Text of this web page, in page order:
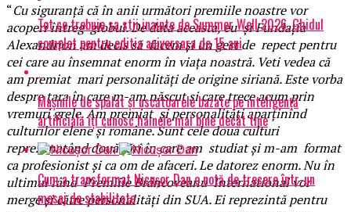
“Cusiguranță că în anii următori premiile noastre vor
acoperi întreg globul. De data aceasta, eu și Fundația
Alexandrion am decis să facem și un gest de repect pentru
cei care au însemnat enorm în viața noastră. Veti vedea că
am premiat mari personalități de origine siriană. Este vorba
despre țara în care m-am născut și care trece acum prin
vremuri grele. Am premiat și personalități aparținînd
culturilor elene și române. Sunt cele două culturi
reprezenatând două țări în care am studiat și m-am format
ca profesionist și ca om de afaceri. Le datorez enorm. Nu în
ultimul rând Premiile Brâncoveanu International vor
merge și către personalități din SUA. Ei reprezintă pentru
Tot ce trebuie sa stii inainte de Summer Well 2026. Ghidul
complet pentru editia aniversara de 15 ani
Mașinile de spălat și uscătoarele bazate pe inteligență
artificială îți cunosc hainele mai bine decât tine
Cum a transformat Nicușor Dan o notă de trecere într-un
mesaj de stabilitate